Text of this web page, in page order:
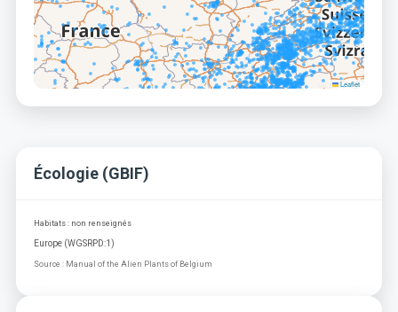
Leaflet
Écologie (GBIF)
Habitats : non renseignés
Europe (WGSRPD:1)
Source : Manual of the Alien Plants of Belgium